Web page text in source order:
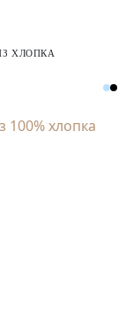
ХЛОПКА